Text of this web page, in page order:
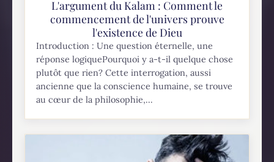
L'argument du Kalam : Comment le
commencement de l'univers prouve
l'existence de Dieu
Introduction : Une question éternelle, une
réponse logiquePourquoi y a-t-il quelque chose
plutôt que rien? Cette interrogation, aussi
ancienne que la conscience humaine, se trouve
au cœur de la philosophie,...